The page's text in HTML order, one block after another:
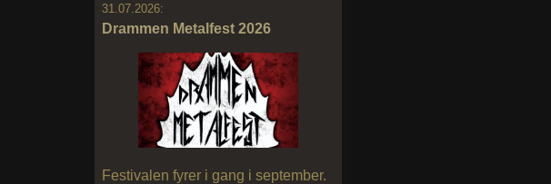
31.07.2026:
Drammen Metalfest 2026
Festivalen fyrer i gang i september.